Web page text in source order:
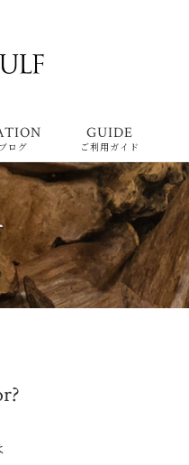
ログ
GUIDE
ご利用ガイド